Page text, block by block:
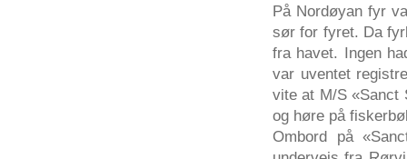
På Nordøyan fyr
sør for fyret. Da
fra havet. Ingen
var uventet
vite at M/S «Sanct
og høre på
Ombord på